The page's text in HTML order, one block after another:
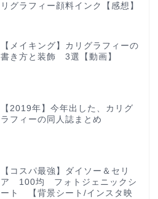
リグラフィー顔料インク【感想】
【メイキング】カリグラフィーの
書き方と装飾 3選【動画】
【2019年】今年出した、カリグ
ラフィーの同人誌まとめ
【コスパ最強】ダイソー＆セリ
ア 100均 フォトジェニックシ
ート 【背景シート/インスタ映